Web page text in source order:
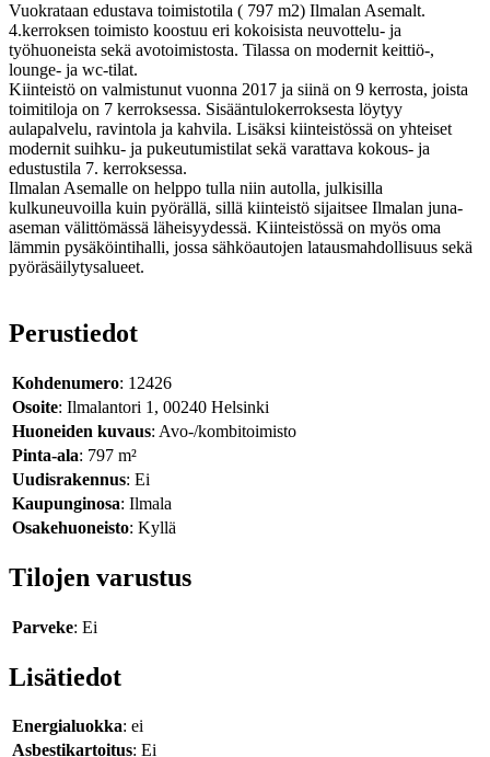
Vuokrataan edustava toimistotila ( 797 m2) Ilmalan Asemalt.
4.kerroksen toimisto koostuu eri kokoisista neuvottelu- ja
työhuoneista sekä avotoimistosta. Tilassa on modernit keittiö-,
lounge- ja wc-tilat.
Kiinteistö on valmistunut vuonna 2017 ja siinä on 9 kerrosta, joista
toimitiloja on 7 kerroksessa. Sisääntulokerroksesta löytyy
aulapalvelu, ravintola ja kahvila. Lisäksi kiinteistössä on yhteiset
modernit suihku- ja pukeutumistilat sekä varattava kokous- ja
edustustila 7. kerroksessa.
Ilmalan Asemalle on helppo tulla niin autolla, julkisilla
kulkuneuvoilla kuin pyörällä, sillä kiinteistö sijaitsee Ilmalan juna-
aseman välittömässä läheisyydessä. Kiinteistössä on myös oma
lämmin pysäköintihalli, jossa sähköautojen latausmahdollisuus sekä
pyöräsäilytysalueet.
Perustiedot
Kohdenumero: 12426
Osoite: Ilmalantori 1, 00240 Helsinki
Huoneiden kuvaus: Avo-/kombitoimisto
Pinta-ala: 797 m²
Uudisrakennus: Ei
Kaupunginosa: Ilmala
Osakehuoneisto: Kyllä
Tilojen varustus
Parveke: Ei
Lisätiedot
Energialuokka: ei
Asbestikartoitus: Ei